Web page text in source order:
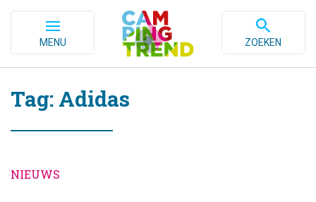
MENU ZOEKEN
Tag: Adidas
NIEUWS